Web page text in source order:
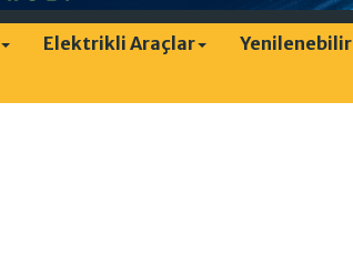
Elektrikli Araçlar Yenilenebilir